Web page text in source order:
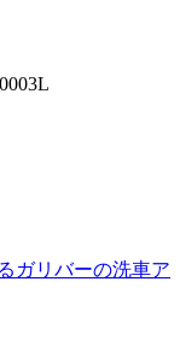
ガリバーの洗車ア